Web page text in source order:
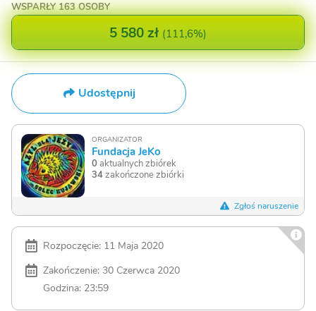
WSPARŁY163 OSOBY
5 580 zł (111,6%)
Udostępnij
ORGANIZATOR
Fundacja JeKo
0aktualnych zbiórek
34zakończone zbiórki
Zgłoś naruszenie
Rozpoczęcie: 11 Maja 2020
Zakończenie: 30 Czerwca 2020
Godzina: 23:59